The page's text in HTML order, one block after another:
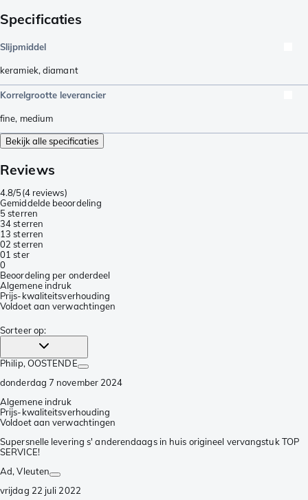
Specificaties
Slijpmiddel
keramiek,diamant
Korrelgrootte leverancier
fine, medium
Bekijk alle specificaties
Reviews
4.8/5(4 reviews)
Gemiddelde beoordeling
5 sterren
34 sterren
13 sterren
02 sterren
01 ster
0
Beoordeling per onderdeel
Algemene indruk
Prijs-kwaliteitsverhouding
Voldoet aan verwachtingen
Sorteer op:
Philip, OOSTENDE
donderdag 7 november 2024
Algemene indruk
Prijs-kwaliteitsverhouding
Voldoet aan verwachtingen
Supersnelle levering s' anderendaags in huis origineel vervangstuk TOP
SERVICE!
Ad, Vleuten
vrijdag 22 juli 2022